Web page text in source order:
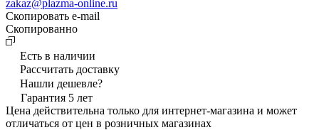
zakaz@plazma-online.ru
Скопировать e-mail
Cкопированно
Есть в наличии
Рассчитать доставку
Нашли дешевле?
Гарантия 5 лет
Цена действительна только для интернет-магазина и может
отличаться от цен в розничных магазинах